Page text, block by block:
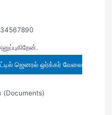
ஜெனரல் ஒர்க்கர் வேலை